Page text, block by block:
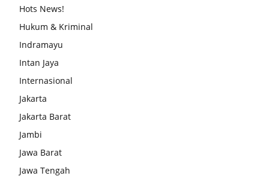
Hots News!
Hukum & Kriminal
Indramayu
Intan Jaya
Internasional
Jakarta
Jakarta Barat
Jambi
Jawa Barat
Jawa Tengah